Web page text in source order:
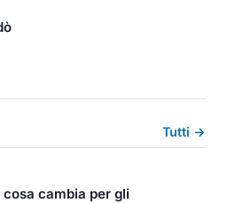
Tutti →
cambia per gli